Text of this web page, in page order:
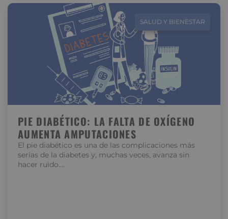
SALUD Y BIENESTAR
PIE DIABÉTICO: LA FALTA DE OXÍGENO
AUMENTA AMPUTACIONES
El pie diabético es una de las complicaciones más
serias de la diabetes y, muchas veces, avanza sin
hacer ruido….